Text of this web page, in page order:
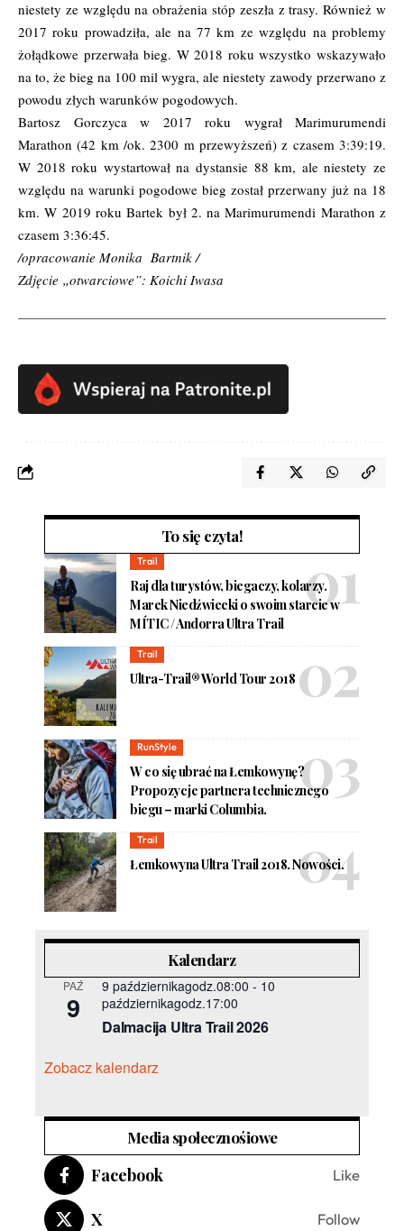
niestety ze względu na obrażenia stóp zeszła z trasy. Również w
2017 roku prowadziła, ale na 77 km ze względu na problemy
żołądkowe przerwała bieg. W 2018 roku wszystko wskazywało
na to, że bieg na 100 mil wygra, ale niestety zawody przerwano z
powodu złych warunków pogodowych.
Bartosz Gorczyca w 2017 roku wygrał Marimurumendi
Marathon (42 km /ok. 2300 m przewyższeń) z czasem 3:39:19.
W 2018 roku wystartował na dystansie 88 km, ale niestety ze
względu na warunki pogodowe bieg został przerwany już na 18
km. W 2019 roku Bartek był 2. na Marimurumendi Marathon z
czasem 3:36:45.
/opracowanie Monika Bartnik /
Zdjęcie „otwarciowe”: Koichi Iwasa
To się czyta!
Trail
Raj dla turystów, biegaczy, kolarzy.
Marek Niedźwiecki o swoim starcie w
MÍTIC / Andorra Ultra Trail
Trail
Ultra-Trail® World Tour 2018
RunStyle
W co się ubrać na Łemkowynę?
Propozycje partnera technicznego
biegu – marki Columbia.
Trail
Łemkowyna Ultra Trail 2018. Nowości.
Kalendarz
PAŹ
9
9 październikagodz.08:00 - 10
październikagodz.17:00
Dalmacija Ultra Trail 2026
Zobacz kalendarz
Media społecznośiowe
Facebook Like
X Follow